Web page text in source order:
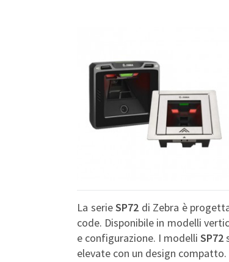
La serieSP72 di Zebra è
code. Disponibile in modelli
e configurazione. I modelli SP72
elevate con un design compatto.